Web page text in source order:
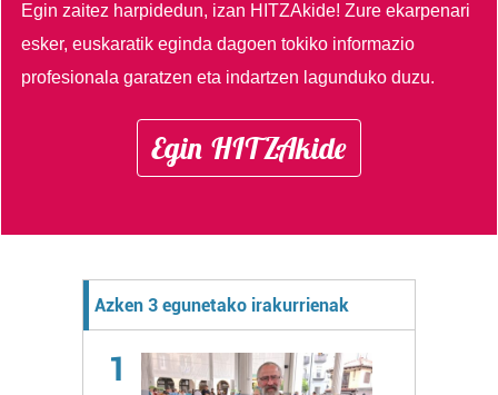
Egin zaitez harpidedun, izan HITZAkide!Zure ekarpenari
esker, euskaratik eginda dagoen tokiko informazio
profesionala garatzen eta indartzen lagunduko duzu.
Egin HITZAkide
Azken 3 egunetako irakurrienak
1